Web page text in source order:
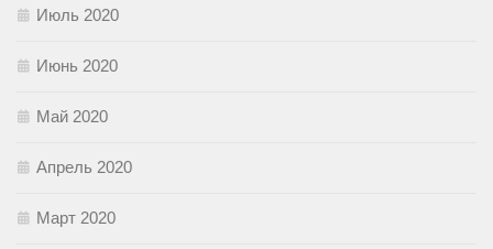
Июль 2020
Июнь 2020
Май 2020
Апрель 2020
Март 2020